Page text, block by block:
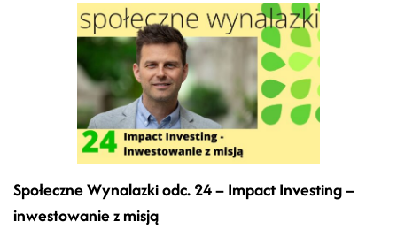
Społeczne Wynalazki odc. 24 – Impact Investing –
inwestowanie z misją